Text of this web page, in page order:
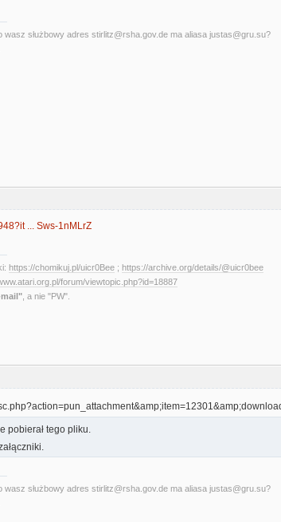
służbowy adres stirlitz@rsha.gov.de ma aliasa justas@gru.su?
... Sws-1nMLrZ
https://chomikuj.pl/uicr0Bee ; https://archive.org/details/@uicr0bee
forum/viewtopic.php?id=18887
, a nie "PW".
pobierał tego pliku.
służbowy adres stirlitz@rsha.gov.de ma aliasa justas@gru.su?